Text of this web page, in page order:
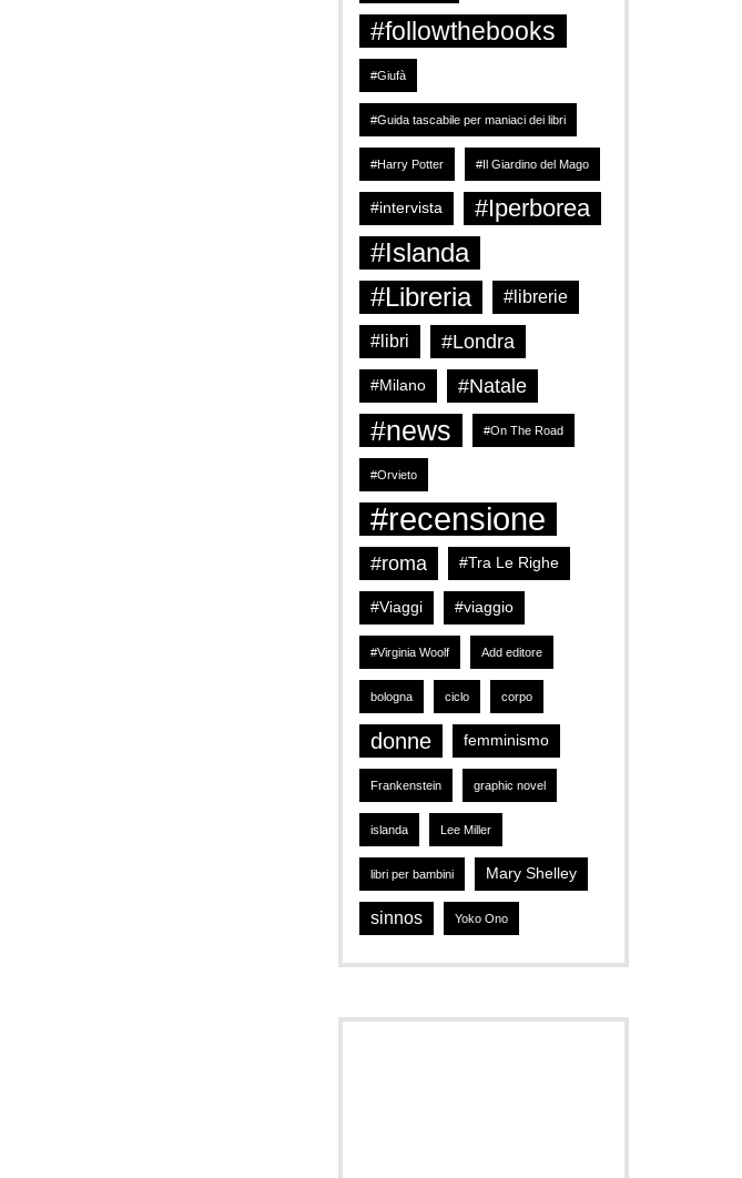
#followthebooks
#Giufà
#Guida tascabile per maniaci dei libri
#Harry Potter #Il Giardino del Mago
#intervista #Iperborea
#Islanda
#Libreria
#librerie
#libri #Londra
#Milano #Natale
#news #On The Road
#Orvieto
#recensione
#roma #Tra Le Righe
#Viaggi #viaggio
#Virginia Woolf Add editore
bologna ciclo corpo
donne femminismo
Frankenstein graphic novel
islanda Lee Miller
libri per bambini Mary Shelley
sinnos Yoko Ono